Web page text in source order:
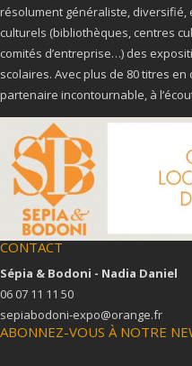
résolument généraliste,
culturels (bibliothèques, centres
comités d’entreprise…) des
scolaires. Avec plus de 80 titres
partenaire incontournable, à
CONTACT
Sépia & Bodoni - Nadia Daniel
06 07 11 11 50
sepiabodoni-expo@orange.fr
ABONNEZ-VOUS À NOTRE